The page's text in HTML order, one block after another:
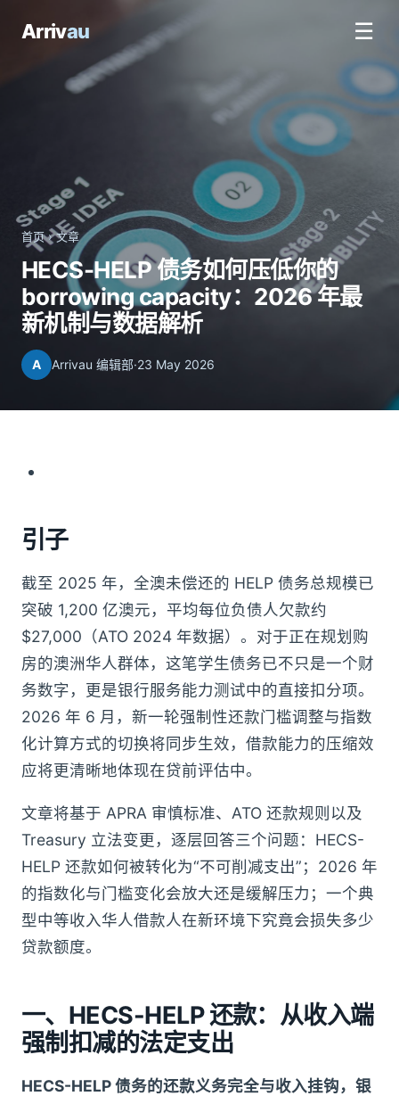
Arrivau ☰
首页›文章
HECS-HELP 债务如何压低你的
borrowing capacity：2026 年最
新机制与数据解析
A Arrivau 编辑部·23 May 2026
引子
截至 2025 年，全澳未偿还的 HELP 债务总规模已
突破 1,200 亿澳元，平均每位负债人欠款约
$27,000（ATO 2024 年数据）。对于正在规划购
房的澳洲华人群体，这笔学生债务已不只是一个财
务数字，更是银行服务能力测试中的直接扣分项。
2026 年 6 月，新一轮强制性还款门槛调整与指数
化计算方式的切换将同步生效，借款能力的压缩效
应将更清晰地体现在贷前评估中。
文章将基于 APRA 审慎标准、ATO 还款规则以及
Treasury 立法变更，逐层回答三个问题：HECS-
HELP 还款如何被转化为“不可削减支出”；2026 年
的指数化与门槛变化会放大还是缓解压力；一个典
型中等收入华人借款人在新环境下究竟会损失多少
贷款额度。
一、HECS-HELP 还款：从收入端
强制扣减的法定支出
HECS-HELP 债务的还款义务完全与收入挂钩，银